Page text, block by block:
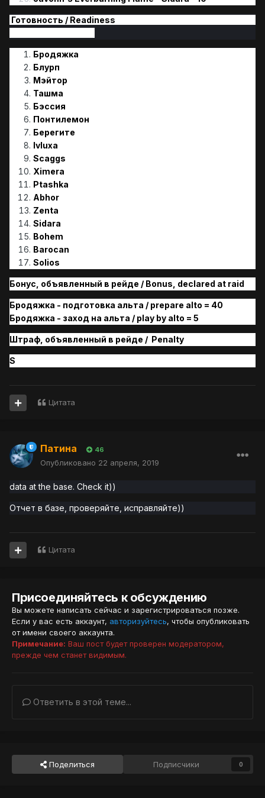
Готовность / Readiness
Бродяжка
Блурп
Мэйтор
Ташма
Бэссия
Понтилемон
Берегите
Ivluxa
Scaggs
Ximera
Ptashka
Abhor
Zenta
Sidara
Bohem
Barocan
Solios
Бонус, объявленный в рейде / Bonus, declared at raid
Бродяжка - подготовка альта / prepare alto = 40
Бродяжка - заход на альта / play by alto = 5
Штраф, объявленный в рейде / Penalty
S
Цитата
Патина 46
Опубликовано 22 апреля, 2019
data at the base. Check it))
Отчет в базе, проверяйте, исправляйте))
Цитата
Присоединяйтесь к обсуждению
Вы можете написать сейчас и зарегистрироваться позже.
Если у вас есть аккаунт, авторизуйтесь, чтобы опубликовать
от имени своего аккаунта.
Примечание: Ваш пост будет проверен модератором,
прежде чем станет видимым.
Ответить в этой теме...
Поделиться Подписчики 0